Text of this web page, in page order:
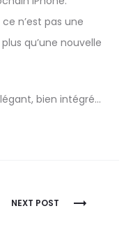
n’est pas une
qu’une nouvelle
bien intégré…
NEXT POST